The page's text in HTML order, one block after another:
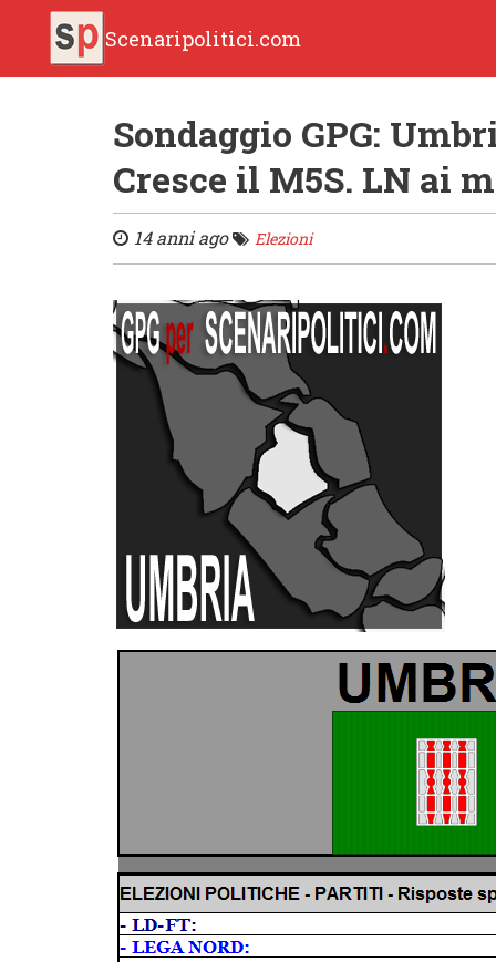
Scenaripolitici.com
Sondaggio GPG:
Cresce il M5S. LN ai
14 anni ago Elezioni